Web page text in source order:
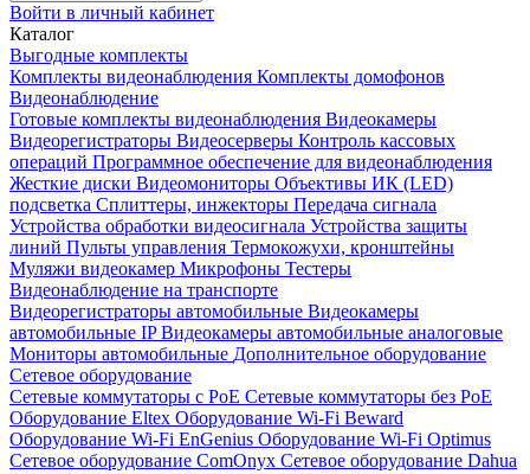
Войти в личный кабинет
Каталог
Выгодные комплекты
Комплекты видеонаблюдения Комплекты домофонов
Видеонаблюдение
Готовые комплекты видеонаблюдения Видеокамеры
Видеорегистраторы Видеосерверы Контроль кассовых
операций Программное обеспечение для видеонаблюдения
Жесткие диски Видеомониторы Объективы ИК (LED)
подсветка Сплиттеры, инжекторы Передача сигнала
Устройства обработки видеосигнала Устройства защиты
линий Пульты управления Термокожухи, кронштейны
Муляжи видеокамер Микрофоны Тестеры
Видеонаблюдение на транспорте
Видеорегистраторы автомобильные Видеокамеры
автомобильные IPВидеокамеры автомобильные аналоговые
Мониторы автомобильные Дополнительное оборудование
Сетевое оборудование
Сетевые коммутаторы с РоЕ Сетевые коммутаторы без РоЕ
Оборудование Eltex Оборудование Wi-Fi Beward
Оборудование Wi-Fi EnGenius Оборудование Wi-Fi Optimus
Сетевое оборудование ComOnyx Сетевое оборудование Dahua